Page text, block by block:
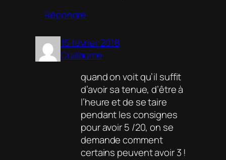
Répondre
15 février 2018
Guillaume
quand on voit qu’il suffit
d’avoir sa tenue, d’être à
l’heure et de se taire
pendant les consignes
pour avoir 5 /20, on se
demande comment
certains peuvent avoir 3 !